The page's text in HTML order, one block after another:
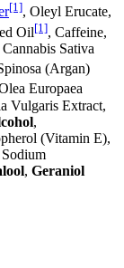
[1], Oleyl Erucate,
Oil[1], Caffeine,
Sativa
(Argan)
Europaea
Vulgaris Extract,
,
(Vitamin E),
, Geraniol